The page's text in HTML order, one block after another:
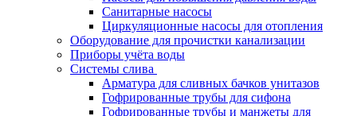
Санитарные насосы
Циркуляционные насосы для отопления
Оборудование для прочистки канализации
Приборы учёта воды
Системы слива
Арматура для сливных бачков унитазов
Гофрированные трубы для сифона
Гофрированные трубы и манжеты для